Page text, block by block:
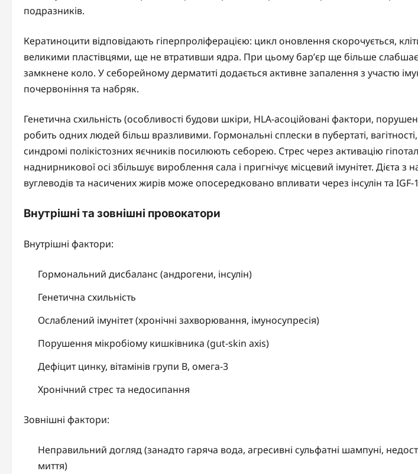
подразників.
Кератиноцити відповідають гіперпроліферацією: цикл оновлення скорочується,
великими пластівцями, ще не втративши ядра. При цьому бар’єр ще більше
замкнене коло. У себорейному дерматиті додається активне запалення з участю
почервоніння та набряк.
Генетична схильність (особливості будови шкіри, HLA-асоційовані фактори,
робить одних людей більш вразливими. Гормональні сплески в пубертаті,
синдромі полікістозних яєчників посилюють себорею. Стрес через активацію
наднирникової осі збільшує вироблення сала і пригнічує місцевий імунітет. Дієта
вуглеводів та насичених жирів може опосередковано впливати через інсулін та IGF-
Внутрішні та зовнішні провокатори
Внутрішні фактори:
Гормональний дисбаланс (андрогени, інсулін)
Генетична схильність
Ослаблений імунітет (хронічні захворювання, імуносупресія)
Порушення мікробіому кишківника (gut-skin axis)
Дефіцит цинку, вітамінів групи B, омега-3
Хронічний стрес та недосипання
Зовнішні фактори:
Неправильний догляд (занадто гаряча вода, агресивні сульфатні шампуні,
миття)